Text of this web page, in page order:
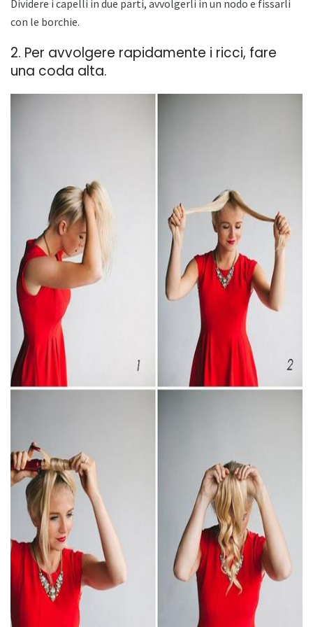
Dividere i capelli in due parti, avvolgerli in un nodo e fissarli
con le borchie.
2. Per avvolgere rapidamente i ricci, fare
una coda alta.